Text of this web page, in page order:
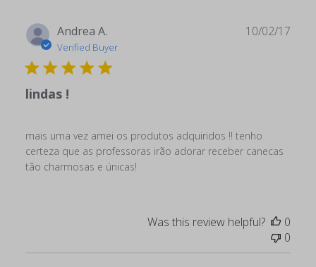
Andrea A.
Verified Buyer
lindas !
mais uma vez amei os produtos adquiridos !! tenho
certeza que as professoras irão adorar receber canecas
tão charmosas e únicas!
10/02/17
Was this review helpful?
0
0